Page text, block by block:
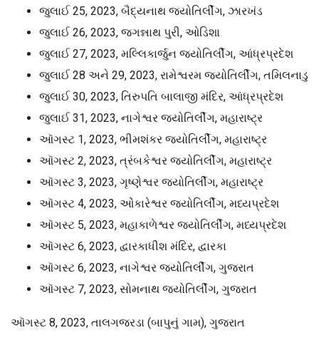
જુલાઈ 25, 2023, બૈદ્યનાથ જ્યોતિર્લીંગ, ઝારખંડ
જુલાઈ 26, 2023, જગન્નાથ પુરી, ઓડિશા
જુલાઈ 27, 2023, મલ્લિકાર્જુન જ્યોતિર્લીંગ, આંધ્રપ્રદેશ
જુલાઈ 28 અને 29, 2023, રામેશ્વરમ જ્યોતિર્લીંગ, તમિલનાડુ
જુલાઈ 30, 2023, તિરુપતિ બાલાજી મંદિર, આંધ્રપ્રદેશ
જુલાઈ 31, 2023, નાગેશ્વર જ્યોતિર્લીંગ, મહારાષ્ટ્ર
ઑગસ્ટ 1, 2023, ભીમશંકર જ્યોતિર્લીંગ, મહારાષ્ટ્ર
ઑગસ્ટ 2, 2023, ત્રંબકેશ્વર જ્યોતિર્લીંગ, મહારાષ્ટ્ર
ઑગસ્ટ 3, 2023, ગૃષ્ણેશ્વર જ્યોતિર્લીંગ, મહારાષ્ટ્ર
ઑગસ્ટ 4, 2023, ઓંકારેશ્વર જ્યોતિર્લીંગ, મધ્યપ્રદેશ
ઑગસ્ટ 5, 2023, મહાકાળેશ્વર જ્યોતિર્લીંગ, મધ્યપ્રદેશ
ઑગસ્ટ 6, 2023, દ્વારકાધીશ મંદિર, દ્વારકા
ઑગસ્ટ 6, 2023, નાગેશ્વર જ્યોતિર્લીંગ, ગુજરાત
ઑગસ્ટ 7, 2023, સોમનાથ જ્યોતિર્લીંગ, ગુજરાત
ઑગસ્ટ 8, 2023, તાલગજરડા (બાપુનું ગામ), ગુજરાત